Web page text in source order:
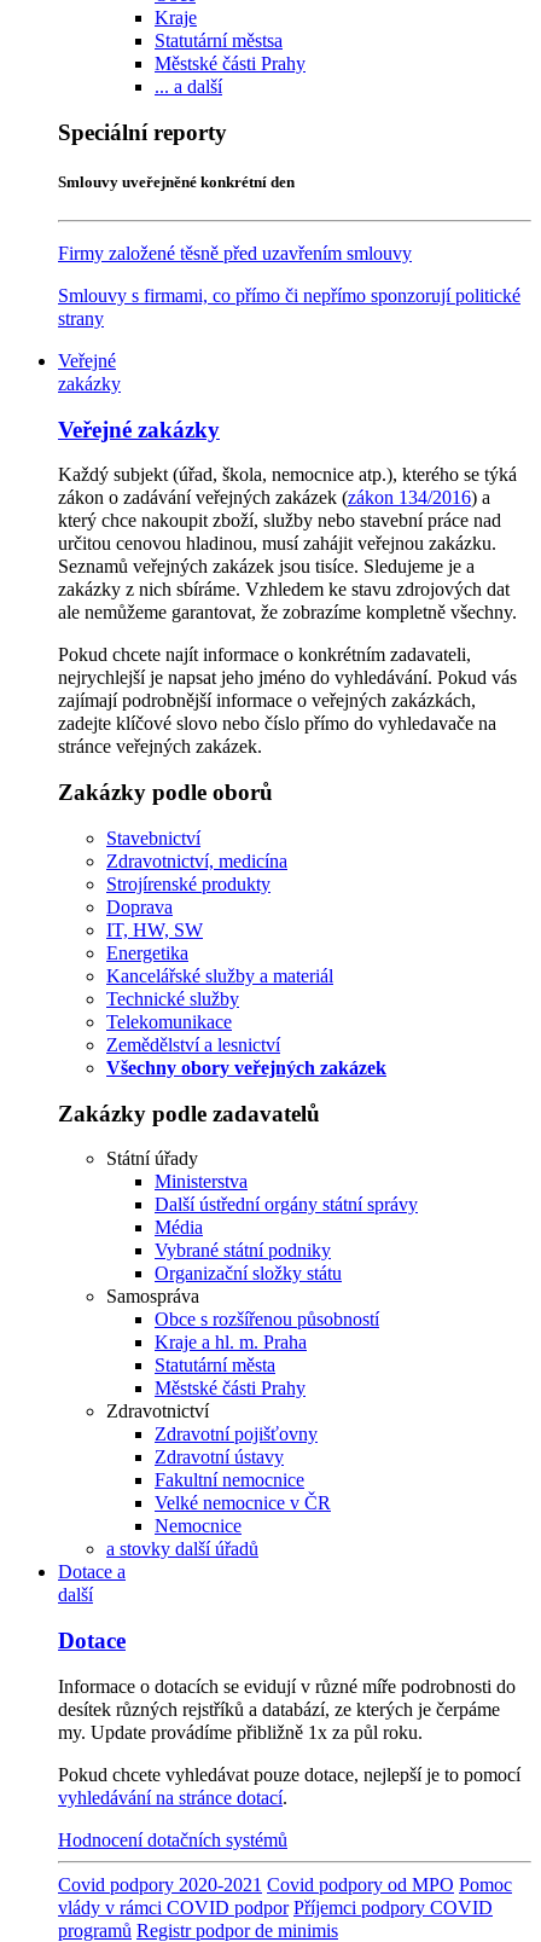
Kraje
Statutární městsa
Městské části Prahy
... a další
Speciální reporty
Smlouvy uveřejněné konkrétní den
Firmy založené těsně před uzavřením smlouvy
Smlouvy s firmami, co přímo či nepřímo sponzorují politické
strany
Veřejné
zakázky
Veřejné zakázky
Každý subjekt (úřad, škola, nemocnice atp.), kterého se týká
zákon o zadávání veřejných zakázek (zákon 134/2016) a
který chce nakoupit zboží, služby nebo stavební práce nad
určitou cenovou hladinou, musí zahájit veřejnou zakázku.
Seznamů veřejných zakázek jsou tisíce. Sledujeme je a
zakázky z nich sbíráme. Vzhledem ke stavu zdrojových dat
ale nemůžeme garantovat, že zobrazíme kompletně všechny.
Pokud chcete najít informace o konkrétním zadavateli,
nejrychlejší je napsat jeho jméno do vyhledávání. Pokud vás
zajímají podrobnější informace o veřejných zakázkách,
zadejte klíčové slovo nebo číslo přímo do vyhledavače na
stránce veřejných zakázek.
Zakázky podle oborů
Stavebnictví
Zdravotnictví, medicína
Strojírenské produkty
Doprava
IT, HW, SW
Energetika
Kancelářské služby a materiál
Technické služby
Telekomunikace
Zemědělství a lesnictví
Všechny obory veřejných zakázek
Zakázky podle zadavatelů
Státní úřady
Ministerstva
Další ústřední orgány státní správy
Média
Vybrané státní podniky
Organizační složky státu
Samospráva
Obce s rozšířenou působností
Kraje a hl. m. Praha
Statutární města
Městské části Prahy
Zdravotnictví
Zdravotní pojišťovny
Zdravotní ústavy
Fakultní nemocnice
Velké nemocnice v ČR
Nemocnice
a stovky další úřadů
Dotace a
další
Dotace
Informace o dotacích se evidují v různé míře podrobnosti do
desítek různých rejstříků a databází, ze kterých je čerpáme
my. Update provádíme přibližně 1x za půl roku.
Pokud chcete vyhledávat pouze dotace, nejlepší je to pomocí
vyhledávání na stránce dotací.
Hodnocení dotačních systémů
Covid podpory 2020-2021 Covid podpory od MPO Pomoc
vlády v rámci COVID podpor Příjemci podpory COVID
programů Registr podpor de minimis